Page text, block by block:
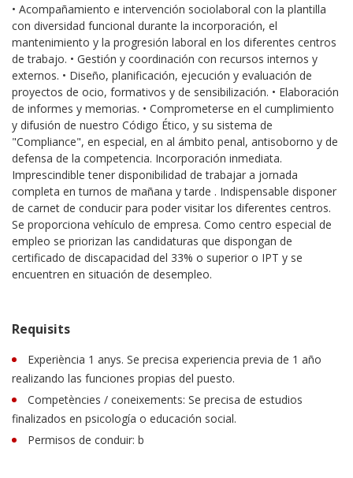
• Acompañamiento e intervención sociolaboral con la plantilla
con diversidad funcional durante la incorporación, el
mantenimiento y la progresión laboral en los diferentes centros
de trabajo. • Gestión y coordinación con recursos internos y
externos. • Diseño, planificación, ejecución y evaluación de
proyectos de ocio, formativos y de sensibilización. • Elaboración
de informes y memorias. • Comprometerse en el cumplimiento
y difusión de nuestro Código Ético, y su sistema de
"Compliance", en especial, en al ámbito penal, antisoborno y de
defensa de la competencia. Incorporación inmediata.
Imprescindible tener disponibilidad de trabajar a jornada
completa en turnos de mañana y tarde . Indispensable disponer
de carnet de conducir para poder visitar los diferentes centros.
Se proporciona vehículo de empresa. Como centro especial de
empleo se priorizan las candidaturas que dispongan de
certificado de discapacidad del 33% o superior o IPT y se
encuentren en situación de desempleo.
Requisits
Experiència 1 anys. Se precisa experiencia previa de 1 año
realizando las funciones propias del puesto.
Competències / coneixements: Se precisa de estudios
finalizados en psicología o educación social.
Permisos de conduir: b